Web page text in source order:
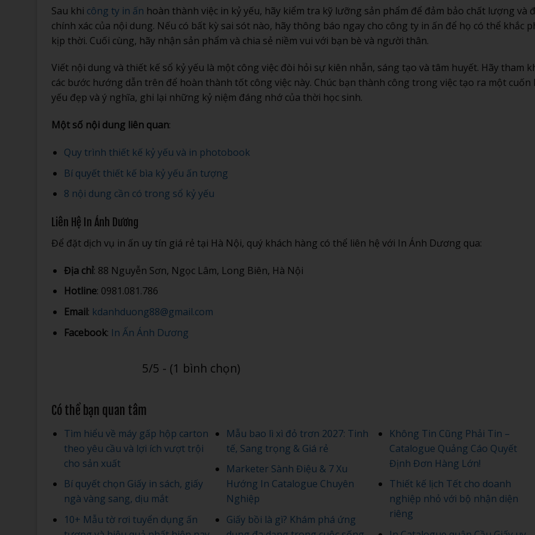
Sau khi công ty in ấn hoàn thành việc in kỷ yếu, hãy kiểm tra kỹ lưỡng sản phẩm để đảm bảo chất lượng và
chính xác của nội dung. Nếu có bất kỳ sai sót nào, hãy thông báo ngay cho công ty in ấn để họ có thể khắc
kịp thời. Cuối cùng, hãy nhận sản phẩm và chia sẻ niềm vui với bạn bè và người thân.
Viết nội dung và thiết kế sổ kỷ yếu là một công việc đòi hỏi sự kiên nhẫn, sáng tạo và tâm huyết. Hãy tham
các bước hướng dẫn trên để hoàn thành tốt công việc này. Chúc bạn thành công trong việc tạo ra một cuốn
yếu đẹp và ý nghĩa, ghi lại những kỷ niệm đáng nhớ của thời học sinh.
Một số nội dung liên quan:
Quy trình thiết kế kỷ yếu và in photobook
Bí quyết thiết kế bìa kỷ yếu ấn tượng
8 nội dung cần có trong sổ kỷ yếu
Liên Hệ In Ánh Dương
Để đặt dịch vụ in ấn uy tín giá rẻ tại Hà Nội, quý khách hàng có thể liên hệ với In Ánh Dương qua:
Địa chỉ: 88 Nguyễn Sơn, Ngọc Lâm, Long Biên, Hà Nội
Hotline: 0981.081.786
Email: kdanhduong88@gmail.com
Facebook: In Ấn Ánh Dương
5/5 - (1 bình chọn)
Có thể bạn quan tâm
Tìm hiểu về máy gấp hộp carton
theo yêu cầu và lợi ích vượt trội
cho sản xuất
Bí quyết chọn Giấy in sách, giấy
ngà vàng sang, dịu mắt
10+ Mẫu tờ rơi tuyển dụng ấn
Mẫu bao lì xì đỏ trơn 2027: Tinh
tế, Sang trọng & Giá rẻ
Marketer Sành Điệu & 7 Xu
Hướng In Catalogue Chuyên
Nghiệp
Giấy bồi là gì? Khám phá ứng
Không Tin Cũng Phải Tin –
Catalogue Quảng Cáo Quyết
Định Đơn Hàng Lớn!
Thiết kế lịch Tết cho doanh
nghiệp nhỏ với bộ nhận diện
riêng